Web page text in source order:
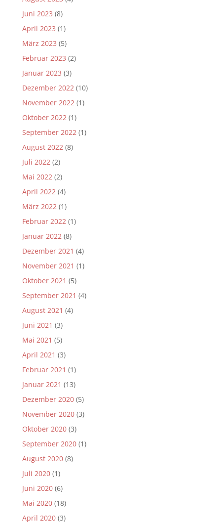
Juni 2023 (8)
April 2023 (1)
März 2023 (5)
Februar 2023 (2)
Januar 2023 (3)
Dezember 2022 (10)
November 2022 (1)
Oktober 2022 (1)
September 2022 (1)
August 2022 (8)
Juli 2022 (2)
Mai 2022 (2)
April 2022 (4)
März 2022 (1)
Februar 2022 (1)
Januar 2022 (8)
Dezember 2021 (4)
November 2021 (1)
Oktober 2021 (5)
September 2021 (4)
August 2021 (4)
Juni 2021 (3)
Mai 2021 (5)
April 2021 (3)
Februar 2021 (1)
Januar 2021 (13)
Dezember 2020(5)
November 2020(3)
Oktober 2020(3)
September 2020(1)
August 2020(8)
Juli 2020(1)
Juni 2020(6)
Mai 2020(18)
April 2020(3)